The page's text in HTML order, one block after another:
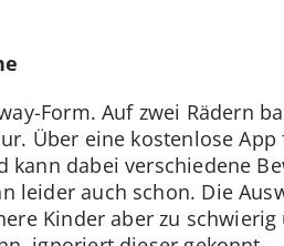
Form. Auf zwei Rädern
Über eine kostenlose
dabei verschiedene
leider auch schon. Die
Kinder aber zu